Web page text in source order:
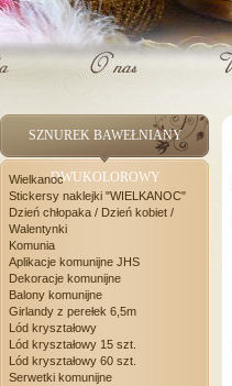
SZNUREK BAWEŁNIANY
DWUKOLOROWY
Wielkanoc
Stickersy naklejki "WIELKANOC"
Dzień chłopaka / Dzień kobiet /
Walentynki
Komunia
Aplikacje komunijne JHS
Dekoracje komunijne
Balony komunijne
Girlandy z perełek 6,5m
Lód kryształowy
Lód kryształowy 15 szt.
Lód kryształowy 60 szt.
Serwetki komunijne